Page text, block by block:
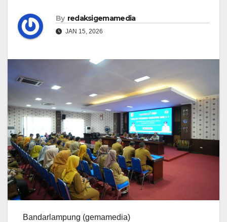
By redaksigemamedia
JAN 15, 2026
Bandarlampung (gemamedia)